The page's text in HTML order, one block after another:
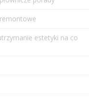
estetyki na co